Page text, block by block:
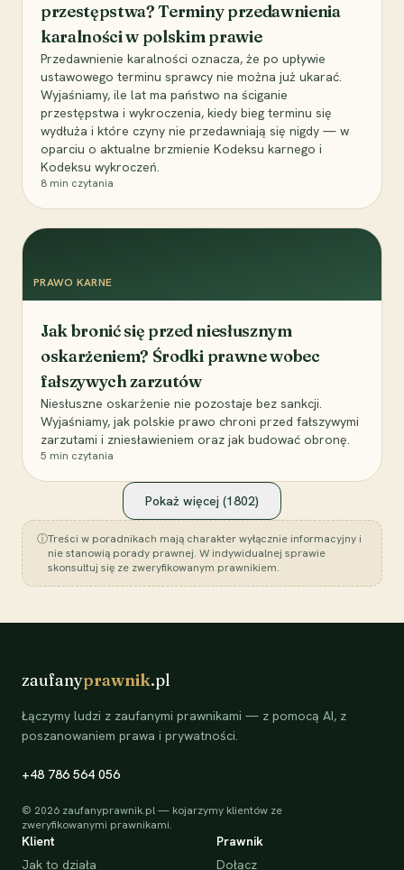
przestępstwa? Terminy przedawnienia
karalności w polskim prawie
Przedawnienie karalności oznacza, że po upływie
ustawowego terminu sprawcy nie można już ukarać.
Wyjaśniamy, ile lat ma państwo na ściganie
przestępstwa i wykroczenia, kiedy bieg terminu się
wydłuża i które czyny nie przedawniają się nigdy — w
oparciu o aktualne brzmienie Kodeksu karnego i
Kodeksu wykroczeń.
8 min czytania
PRAWO KARNE
Jak bronić się przed niesłusznym
oskarżeniem? Środki prawne wobec
fałszywych zarzutów
Niesłuszne oskarżenie nie pozostaje bez sankcji.
Wyjaśniamy, jak polskie prawo chroni przed fałszywymi
zarzutami i zniesławieniem oraz jak budować obronę.
5 min czytania
Pokaż więcej (1802)
ⓘTreści w poradnikach mają charakter wyłącznie informacyjny i
nie stanowią porady prawnej. W indywidualnej sprawie
skonsultuj się ze zweryfikowanym prawnikiem.
zaufanyprawnik.pl
Łączymy ludzi z zaufanymi prawnikami — z pomocą AI, z
poszanowaniem prawa i prywatności.
+48 786 564 056
© 2026 zaufanyprawnik.pl — kojarzymy klientów ze
zweryfikowanymi prawnikami.
Klient
Jak to działa
Prawnik
Dołącz